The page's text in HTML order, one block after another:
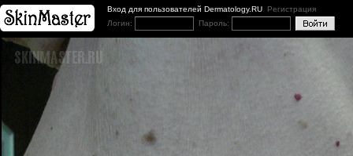
Вход для пользователей Dermatology.RU Регистрация
Логин:
Пароль: